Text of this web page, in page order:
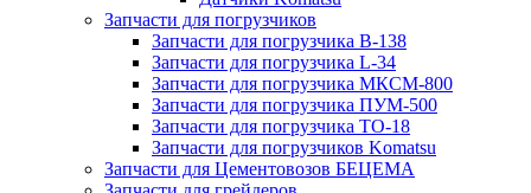
Запчасти для погрузчиков
Запчасти для погрузчика B-138
Запчасти для погрузчика L-34
Запчасти для погрузчика МКСМ-800
Запчасти для погрузчика ПУМ-500
Запчасти для погрузчика ТО-18
Запчасти для погрузчиков Komatsu
Запчасти для Цементовозов БЕЦЕМА